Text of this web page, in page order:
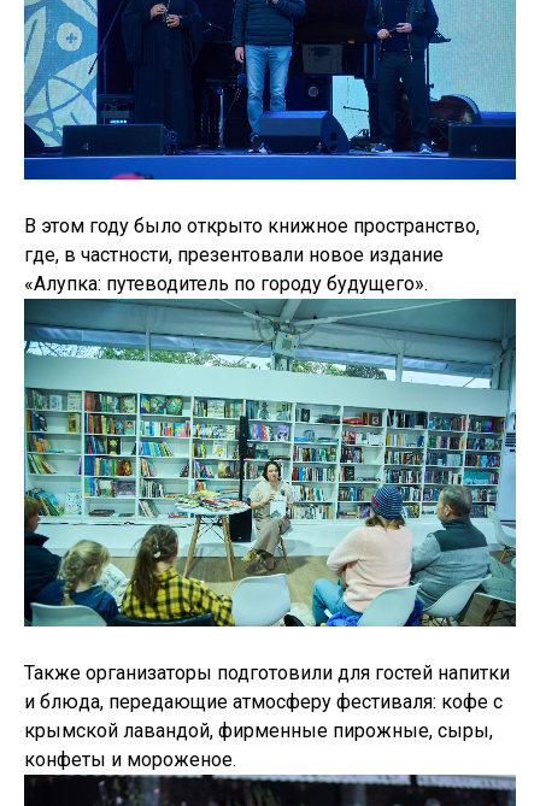
В этом году было открыто книжное пространство,
где, в частности, презентовали новое издание
«Алупка: путеводитель по городу будущего».
Также организаторы подготовили для гостей напитки
и блюда, передающие атмосферу фестиваля: кофе с
крымской лавандой, фирменные пирожные, сыры,
конфеты и мороженое.